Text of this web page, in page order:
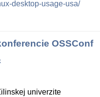
desktop-usage-usa/
OSSConf
univerzite